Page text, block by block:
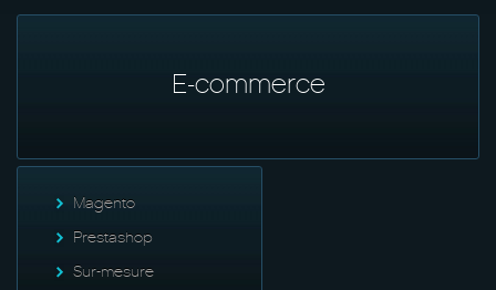
E-commerce
Magento
Prestashop
Sur-mesure